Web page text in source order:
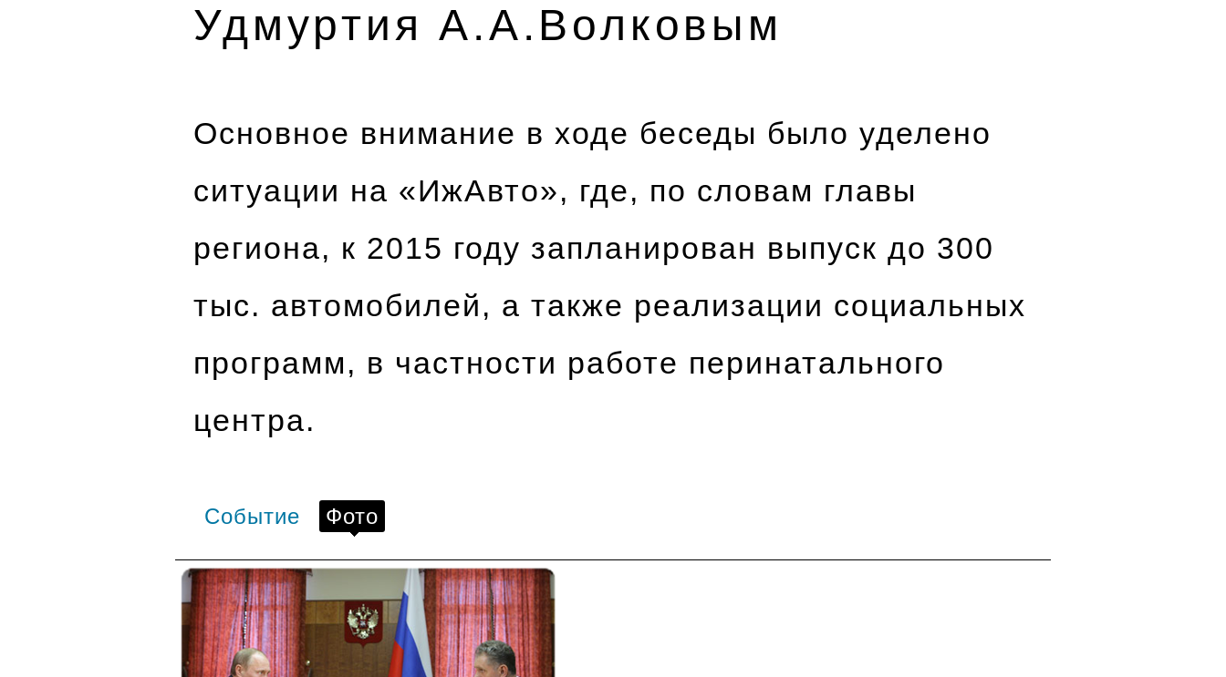
Удмуртия А.А.Волковым
Основное внимание в ходе беседы было уделено
ситуации на «ИжАвто», где, по словам главы
региона, к 2015 году запланирован выпуск до 300
тыс. автомобилей, а также реализации социальных
программ, в частности работе перинатального
центра.
Событие Фото